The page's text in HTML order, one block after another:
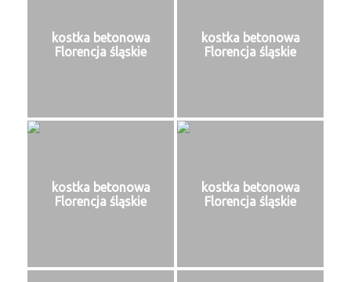
kostka betonowa
Florencja śląskie
kostka betonowa
Florencja śląskie
kostka betonowa
Florencja śląskie
kostka betonowa
Florencja śląskie